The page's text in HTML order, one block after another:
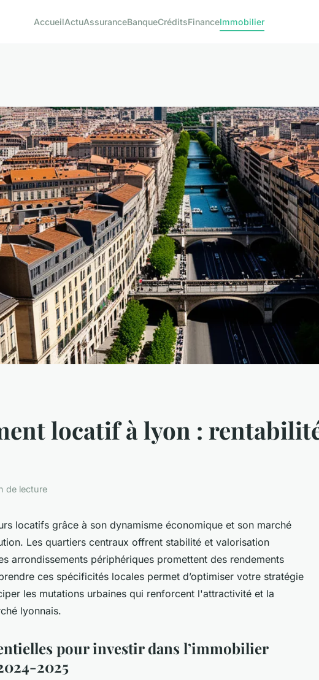
AccueilActuAssuranceBanqueCréditsFinanceImmobilier
locatif à lyon :
de lecture
locatifs grâce à son dynamisme économique et son marché
Les quartiers centraux offrent stabilité et valorisation
arrondissements périphériques promettent des rendements
ces spécificités locales permet d’optimiser votre stratégie
les mutations urbaines qui renforcent l'attractivité et la
lyonnais.
pour investir dans l’immobilier
2025